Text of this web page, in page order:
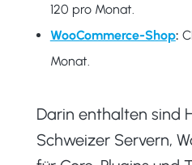
120 pro Monat.
WooCommerce-Shop:
Monat.
Darin enthalten sind
Schweizer Servern,